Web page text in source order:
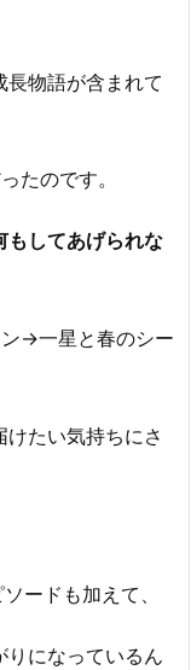
長物語が含まれて
たのです。
もしてあげられな
→一星と春のシー
たい気持ちにさ
ードも加えて、
りになっているん